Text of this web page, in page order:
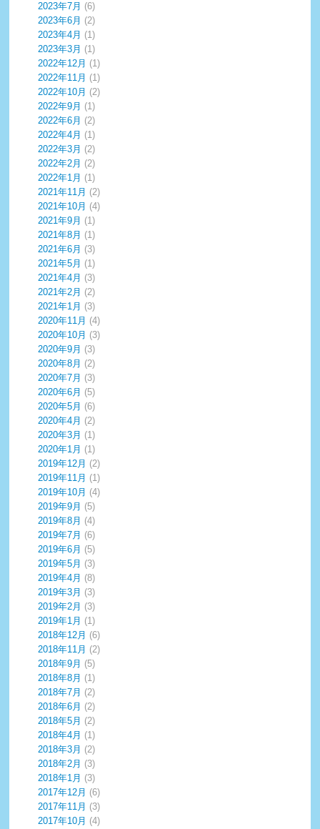
2023年7月 (6)
2023年6月 (2)
2023年4月 (1)
2023年3月 (1)
2022年12月 (1)
2022年11月 (1)
2022年10月 (2)
2022年9月 (1)
2022年6月 (2)
2022年4月 (1)
2022年3月 (2)
2022年2月 (2)
2022年1月 (1)
2021年11月 (2)
2021年10月 (4)
2021年9月 (1)
2021年8月 (1)
2021年6月 (3)
2021年5月 (1)
2021年4月 (3)
2021年2月 (2)
2021年1月 (3)
2020年11月 (4)
2020年10月 (3)
2020年9月 (3)
2020年8月 (2)
2020年7月 (3)
2020年6月 (5)
2020年5月 (6)
2020年4月 (2)
2020年3月 (1)
2020年1月 (1)
2019年12月 (2)
2019年11月 (1)
2019年10月 (4)
2019年9月 (5)
2019年8月 (4)
2019年7月 (6)
2019年6月 (5)
2019年5月 (3)
2019年4月 (8)
2019年3月 (3)
2019年2月 (3)
2019年1月 (1)
2018年12月 (6)
2018年11月 (2)
2018年9月 (5)
2018年8月 (1)
2018年7月 (2)
2018年6月 (2)
2018年5月 (2)
2018年4月 (1)
2018年3月 (2)
2018年2月 (3)
2018年1月 (3)
2017年12月 (6)
2017年11月 (3)
2017年10月 (4)